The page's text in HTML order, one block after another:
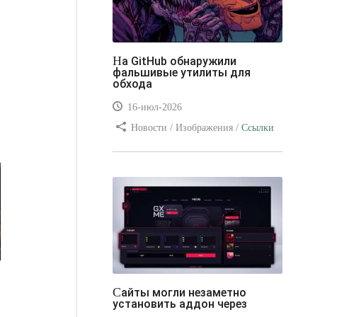
На GitHub обнаружили
фальшивые утилиты для
обхода
16-июл-2026
Новости / Изображения / Ссылки
Сайты могли незаметно
установить аддон через